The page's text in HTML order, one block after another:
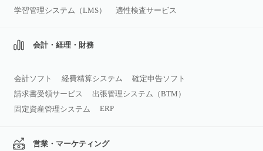
学習管理システム（LMS）
適性検査サービス
会計・経理・財務
会計ソフト 経費精算システム
確定申告ソフト
請求書受領サービス
出張管理システム（BTM）
固定資産管理システム
ERP
営業・マーケティング